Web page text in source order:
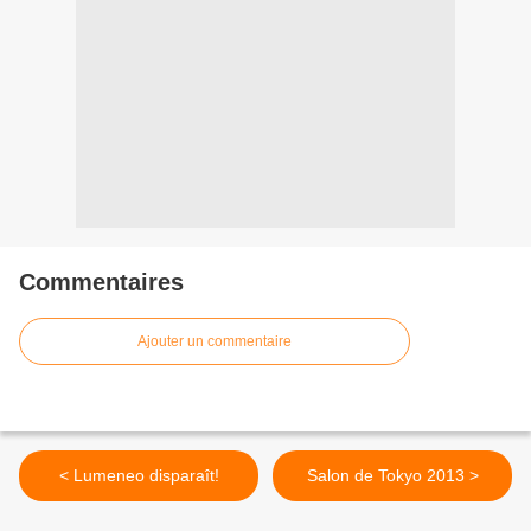
Commentaires
Ajouter un commentaire
< Lumeneo disparaît! Salon de Tokyo 2013 >